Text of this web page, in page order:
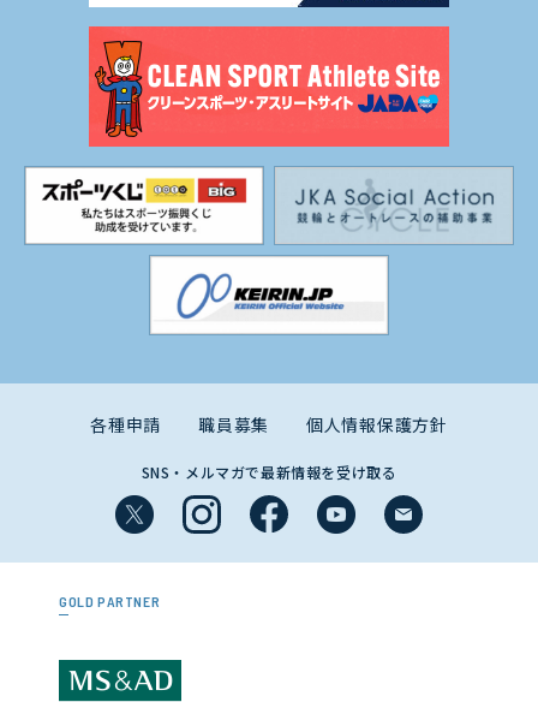
各種申請 職員募集 個人情報保護方針
SNS・メルマガで最新情報を受け取る
GOLD PARTNER